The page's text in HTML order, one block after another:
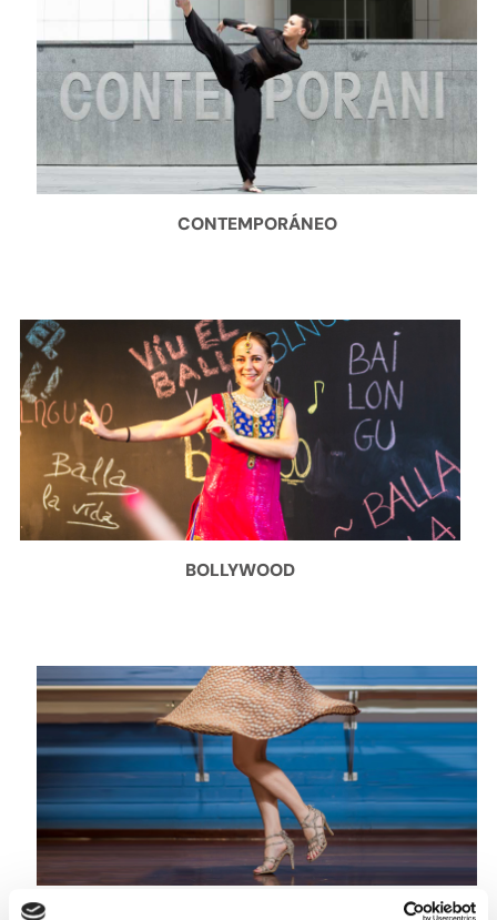
CONTEMPORÁNEO
BOLLYWOOD